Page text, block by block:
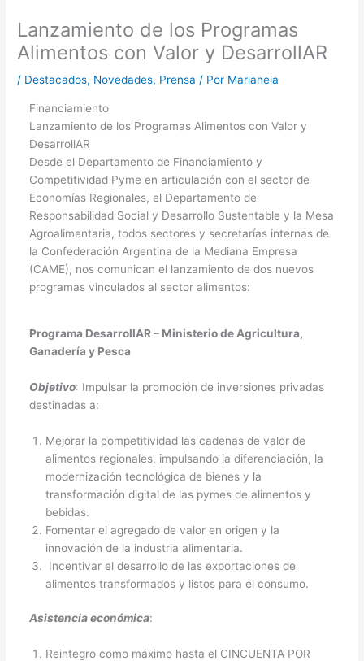
Lanzamiento de los Programas
Alimentos con Valor y DesarrollAR
/ Destacados, Novedades, Prensa / Por Marianela
Financiamiento
Lanzamiento de los Programas Alimentos con Valor y
DesarrollAR
Desde el Departamento de Financiamiento y
Competitividad Pyme en articulación con el sector de
Economías Regionales, el Departamento de
Responsabilidad Social y Desarrollo Sustentable y la Mesa
Agroalimentaria, todos sectores y secretarías internas de
la Confederación Argentina de la Mediana Empresa
(CAME), nos comunican el lanzamiento de dos nuevos
programas vinculados al sector alimentos:
Programa DesarrollAR – Ministerio de Agricultura,
Ganadería y Pesca
Objetivo: Impulsar la promoción de inversiones privadas
destinadas a:
Mejorar la competitividad las cadenas de valor de
alimentos regionales, impulsando la diferenciación, la
modernización tecnológica de bienes y la
transformación digital de las pymes de alimentos y
bebidas.
Fomentar el agregado de valor en origen y la
innovación de la industria alimentaria.
Incentivar el desarrollo de las exportaciones de
alimentos transformados y listos para el consumo.
Asistencia económica:
Reintegro como máximo hasta el CINCUENTA POR